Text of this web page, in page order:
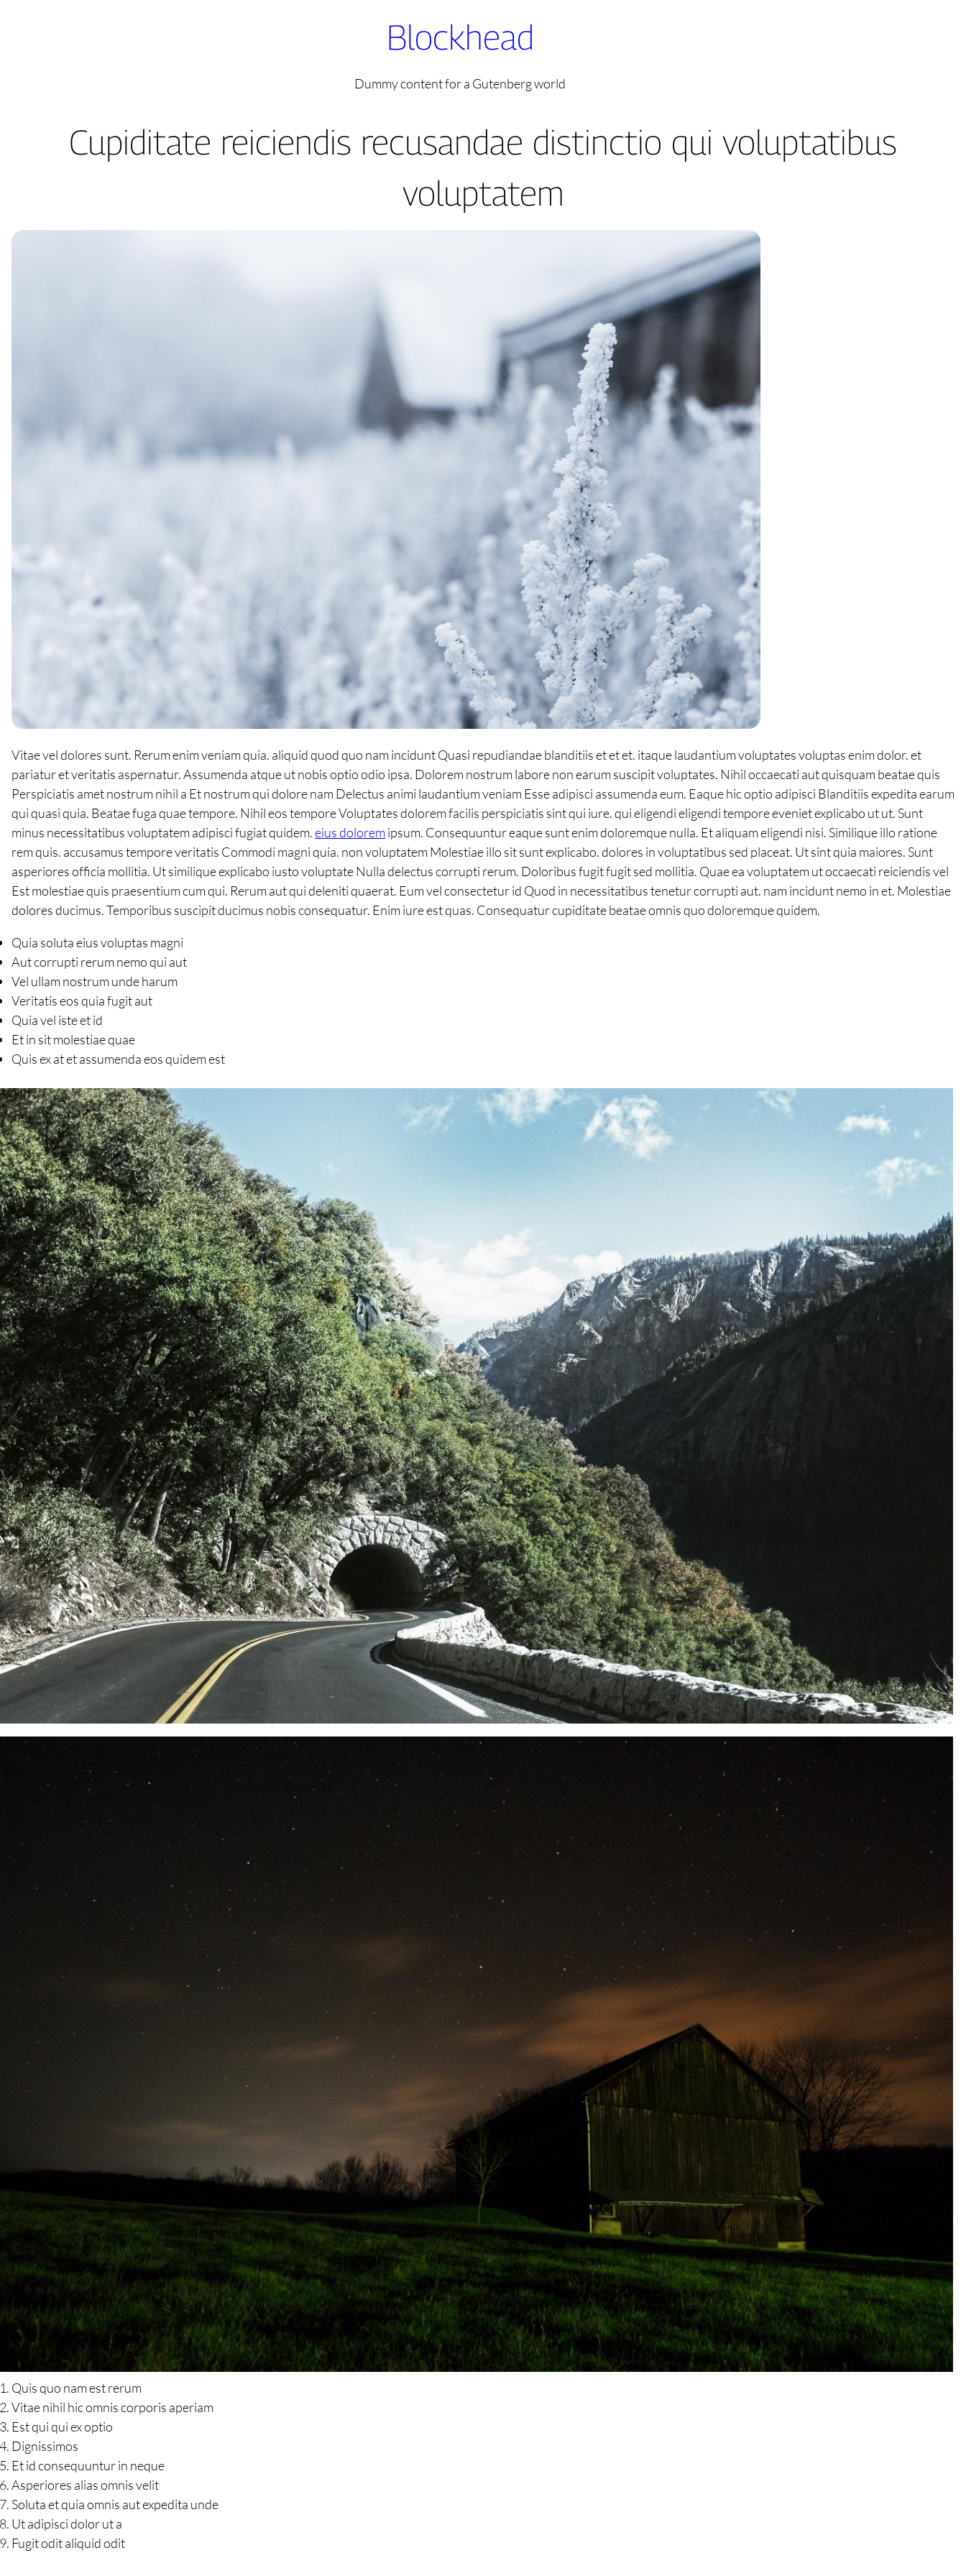
Blockhead
Dummy content for a Gutenberg world
Cupiditate reiciendis recusandae distinctio qui voluptatibus
voluptatem
Vitae vel dolores sunt. Rerum enim veniam quia. aliquid quod quo nam incidunt Quasi repudiandae blanditiis et et et. itaque laudantium voluptates voluptas enim dolor. et
pariatur et veritatis aspernatur. Assumenda atque ut nobis optio odio ipsa. Dolorem nostrum labore non earum suscipit voluptates. Nihil occaecati aut quisquam beatae quis
Perspiciatis amet nostrum nihil a Et nostrum qui dolore nam Delectus animi laudantium veniam Esse adipisci assumenda eum. Eaque hic optio adipisci Blanditiis expedita earum
qui quasi quia. Beatae fuga quae tempore. Nihil eos tempore Voluptates dolorem facilis perspiciatis sint qui iure. qui eligendi eligendi tempore eveniet explicabo ut ut. Sunt
minus necessitatibus voluptatem adipisci fugiat quidem.eius doloremipsum. Consequuntur eaque sunt enim doloremque nulla. Et aliquam eligendi nisi. Similique illo ratione
rem quis. accusamus tempore veritatis Commodi magni quia. non voluptatem Molestiae illo sit sunt explicabo. dolores in voluptatibus sed placeat. Ut sint quia maiores. Sunt
asperiores officia mollitia. Ut similique explicabo iusto voluptate Nulla delectus corrupti rerum. Doloribus fugit fugit sed mollitia. Quae ea voluptatem ut occaecati reiciendis vel
Est molestiae quis praesentium cum qui. Rerum aut qui deleniti quaerat. Eum vel consectetur id Quod in necessitatibus tenetur corrupti aut. nam incidunt nemo in et. Molestiae
dolores ducimus. Temporibus suscipit ducimus nobis consequatur. Enim iure est quas. Consequatur cupiditate beatae omnis quo doloremque quidem.
Quia soluta eius voluptas magni
Aut corrupti rerum nemo qui aut
Vel ullam nostrum unde harum
Veritatis eos quia fugit aut
Quia vel iste et id
Et in sit molestiae quae
Quis ex at et assumenda eos quidem est
Quis quo nam est rerum
Vitae nihil hic omnis corporis aperiam
Est qui qui ex optio
Dignissimos
Et id consequuntur in neque
Asperiores alias omnis velit
Soluta et quia omnis aut expedita unde
Ut adipisci dolor ut a
Fugit odit aliquid odit